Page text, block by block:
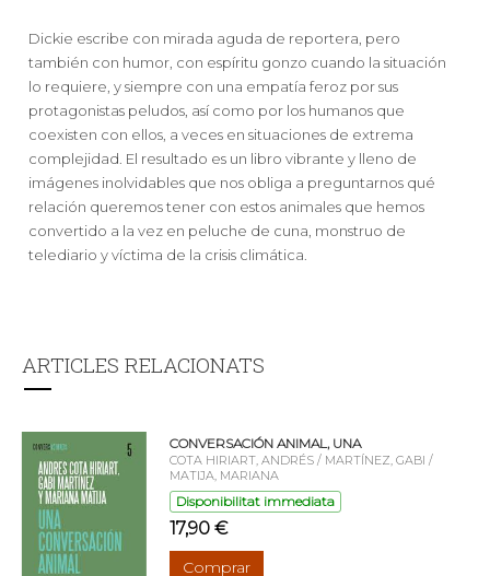
Dickie escribe con mirada aguda de reportera, pero
también con humor, con espíritu gonzo cuando la situación
lo requiere, y siempre con una empatía feroz por sus
protagonistas peludos, así como por los humanos que
coexisten con ellos, a veces en situaciones de extrema
complejidad. El resultado es un libro vibrante y lleno de
imágenes inolvidables que nos obliga a preguntarnos qué
relación queremos tener con estos animales que hemos
convertido a la vez en peluche de cuna, monstruo de
telediario y víctima de la crisis climática.
ARTICLES RELACIONATS
CONVERSACIÓN ANIMAL, UNA
COTA HIRIART, ANDRÉS / MARTÍNEZ, GABI /
MATIJA, MARIANA
Disponibilitat immediata
17,90 €
Comprar